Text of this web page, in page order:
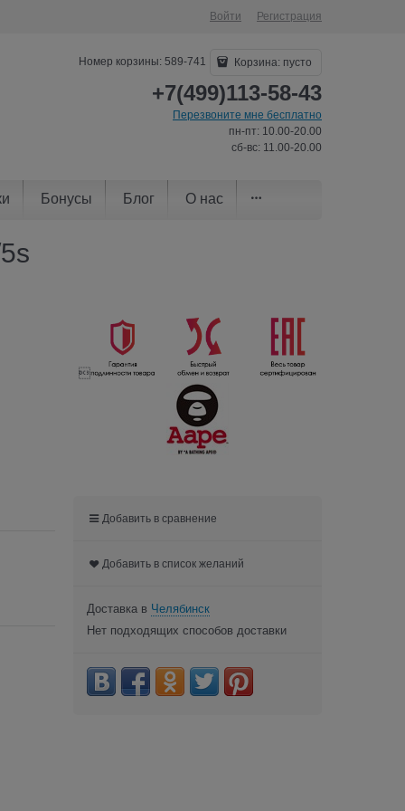
Войти Регистрация
Номер корзины: 589-741 Корзина: пусто
+7(499)113-58-43
Перезвоните мне бесплатно
пн-пт: 10.00-20.00
сб-вс: 11.00-20.00
Бонусы Блог О нас

Добавить в сравнение
Добавить в список желаний
Доставка в Челябинск
Нет подходящих способов доставки